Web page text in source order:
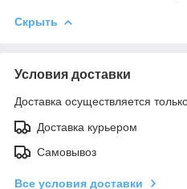
Скрыть
Условия доставки
Доставка осуществляется
Доставка курьером
Самовывоз
Все условия доставки